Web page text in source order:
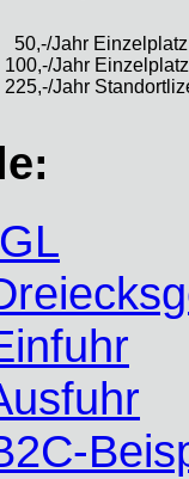
50,-/Jahr
100,-/Jahr
225,-/Jahr